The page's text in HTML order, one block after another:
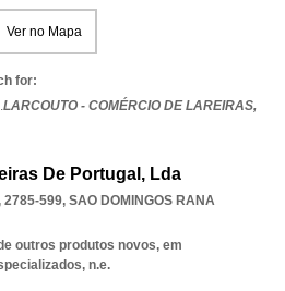
Ver no Mapa
for:
LARCOUTO - COMÉRCIO DE LAREIRAS,
De Portugal, Lda
2785-599, SAO DOMINGOS RANA
outros produtos novos, em
n.e.